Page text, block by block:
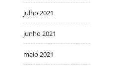
julho 2021
junho 2021
maio 2021